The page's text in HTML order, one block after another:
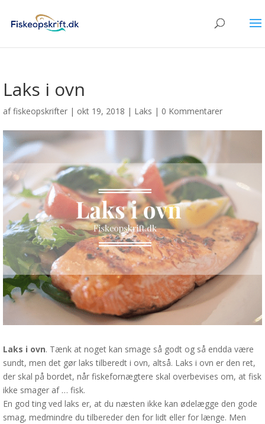
Laks i ovn
affiskeopskrifter | okt 19, 2018 | Laks | 0 Kommentarer
Laks i ovn. Tænk at noget kan smage så godt og så endda være
sundt, men det gør laks tilberedt i ovn, altså. Laks i ovn er den ret,
der skal på bordet, når fiskefornægtere skal overbevises om, at fisk
ikke smager af … fisk.
En god ting ved laks er, at du næsten ikke kan ødelægge den gode
smag, medmindre du tilbereder den for lidt eller for længe. Men